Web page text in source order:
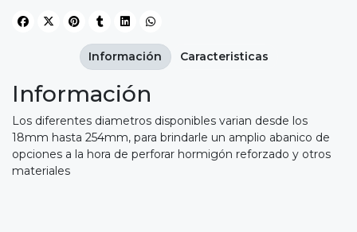
Información
Los diferentes diametros disponibles varian desde los
18mm hasta 254mm, para brindarle un amplio abanico de
opciones a la hora de perforar hormigón reforzado y otros
materiales
Información Caracteristicas